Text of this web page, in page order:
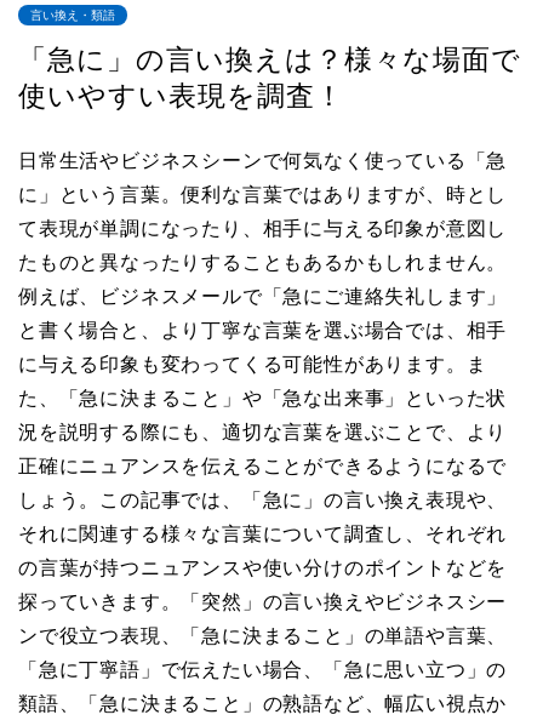
言い換え・類語
「急に」の言い換えは？様々な場面で
使いやすい表現を調査！
日常生活やビジネスシーンで何気なく使っている「急
に」という言葉。便利な言葉ではありますが、時とし
て表現が単調になったり、相手に与える印象が意図し
たものと異なったりすることもあるかもしれません。
例えば、ビジネスメールで「急にご連絡失礼します」
と書く場合と、より丁寧な言葉を選ぶ場合では、相手
に与える印象も変わってくる可能性があります。ま
た、「急に決まること」や「急な出来事」といった状
況を説明する際にも、適切な言葉を選ぶことで、より
正確にニュアンスを伝えることができるようになるで
しょう。この記事では、「急に」の言い換え表現や、
それに関連する様々な言葉について調査し、それぞれ
の言葉が持つニュアンスや使い分けのポイントなどを
探っていきます。「突然」の言い換えやビジネスシー
ンで役立つ表現、「急に決まること」の単語や言葉、
「急に丁寧語」で伝えたい場合、「急に思い立つ」の
類語、「急に決まること」の熟語など、幅広い視点か